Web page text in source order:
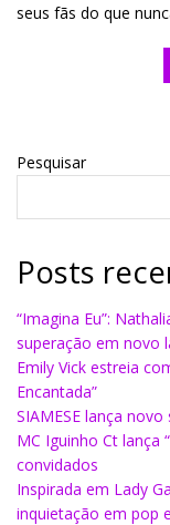
seus fãs do que
Pesquisar
Posts
“Imagina Eu”:
superação em novo
Emily Vick estreia
Encantada”
SIAMESE lança novo
MC Iguinho Ct lança
convidados
Inspirada em Lady
inquietação em pop